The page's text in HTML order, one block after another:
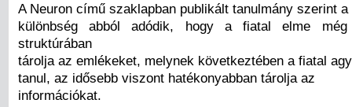
A Neuron című szaklapban publikált tanulmány szerint a
különbség abból adódik, hogy a fiatal elme még
struktúrában
tárolja az emlékeket, melynek következtében a fiatal
tanul, az idősebb viszont hatékonyabban tárolja az
információkat.